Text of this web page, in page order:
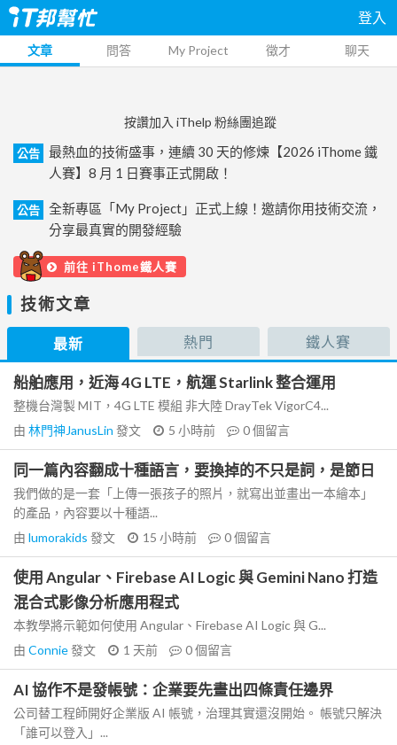
登入
文章 問答 My Project 徵才 聊天
按讚加入 iThelp 粉絲團追蹤
公告
最熱血的技術盛事，連續 30 天的修煉【2026 iThome 鐵
人賽】8 月 1 日賽事正式開啟！
公告
全新專區「My Project」正式上線！邀請你用技術交流，
分享最真實的開發經驗
前往 iThome鐵人賽
技術文章
最新 熱門 鐵人賽
船舶應用，近海 4G LTE，航運 Starlink 整合運用
整機台灣製 MIT，4G LTE 模組 非大陸 DrayTek VigorC4...
由 林門神JanusLin 發文 5 小時前 0個留言
同一篇內容翻成十種語言，要換掉的不只是詞，是節日
我們做的是一套「上傳一張孩子的照片，就寫出並畫出一本繪本」
的產品，內容要以十種語...
由 lumorakids 發文 15 小時前 0個留言
使用 Angular、Firebase AI Logic 與 Gemini Nano 打造
混合式影像分析應用程式
本教學將示範如何使用 Angular、Firebase AI Logic 與 G...
由 Connie發文 1 天前 0個留言
AI 協作不是發帳號：企業要先畫出四條責任邊界
公司替工程師開好企業版 AI 帳號，治理其實還沒開始。 帳號只解決
「誰可以登入」...